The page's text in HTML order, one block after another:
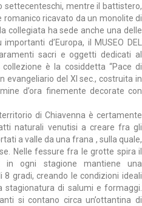
mentre il battistero,
ricavato da un monolite di
collegiata ha sede anche una delle
d’Europa, il MUSEO DEL
sacri e oggetti dedicati al
è la cosiddetta “Pace di
evangeliario del XI sec., costruita in
d’ora finemente decorate con
di Chiavenna è certamente
naturali venutisi a creare fra gli
a valle da una frana , sulla quale,
Nelle fessure fra le grotte spira il
in ogni stagione mantiene una
gradi, creando le condizioni ideali
stagionatura di salumi e formaggi.
si contano circa un’ottantina di